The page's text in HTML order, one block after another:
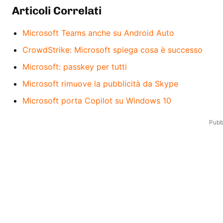
Articoli Correlati
Microsoft Teams anche su Android Auto
CrowdStrike: Microsoft spiega cosa è successo
Microsoft: passkey per tutti
Microsoft rimuove la pubblicità da Skype
Microsoft porta Copilot su Windows 10